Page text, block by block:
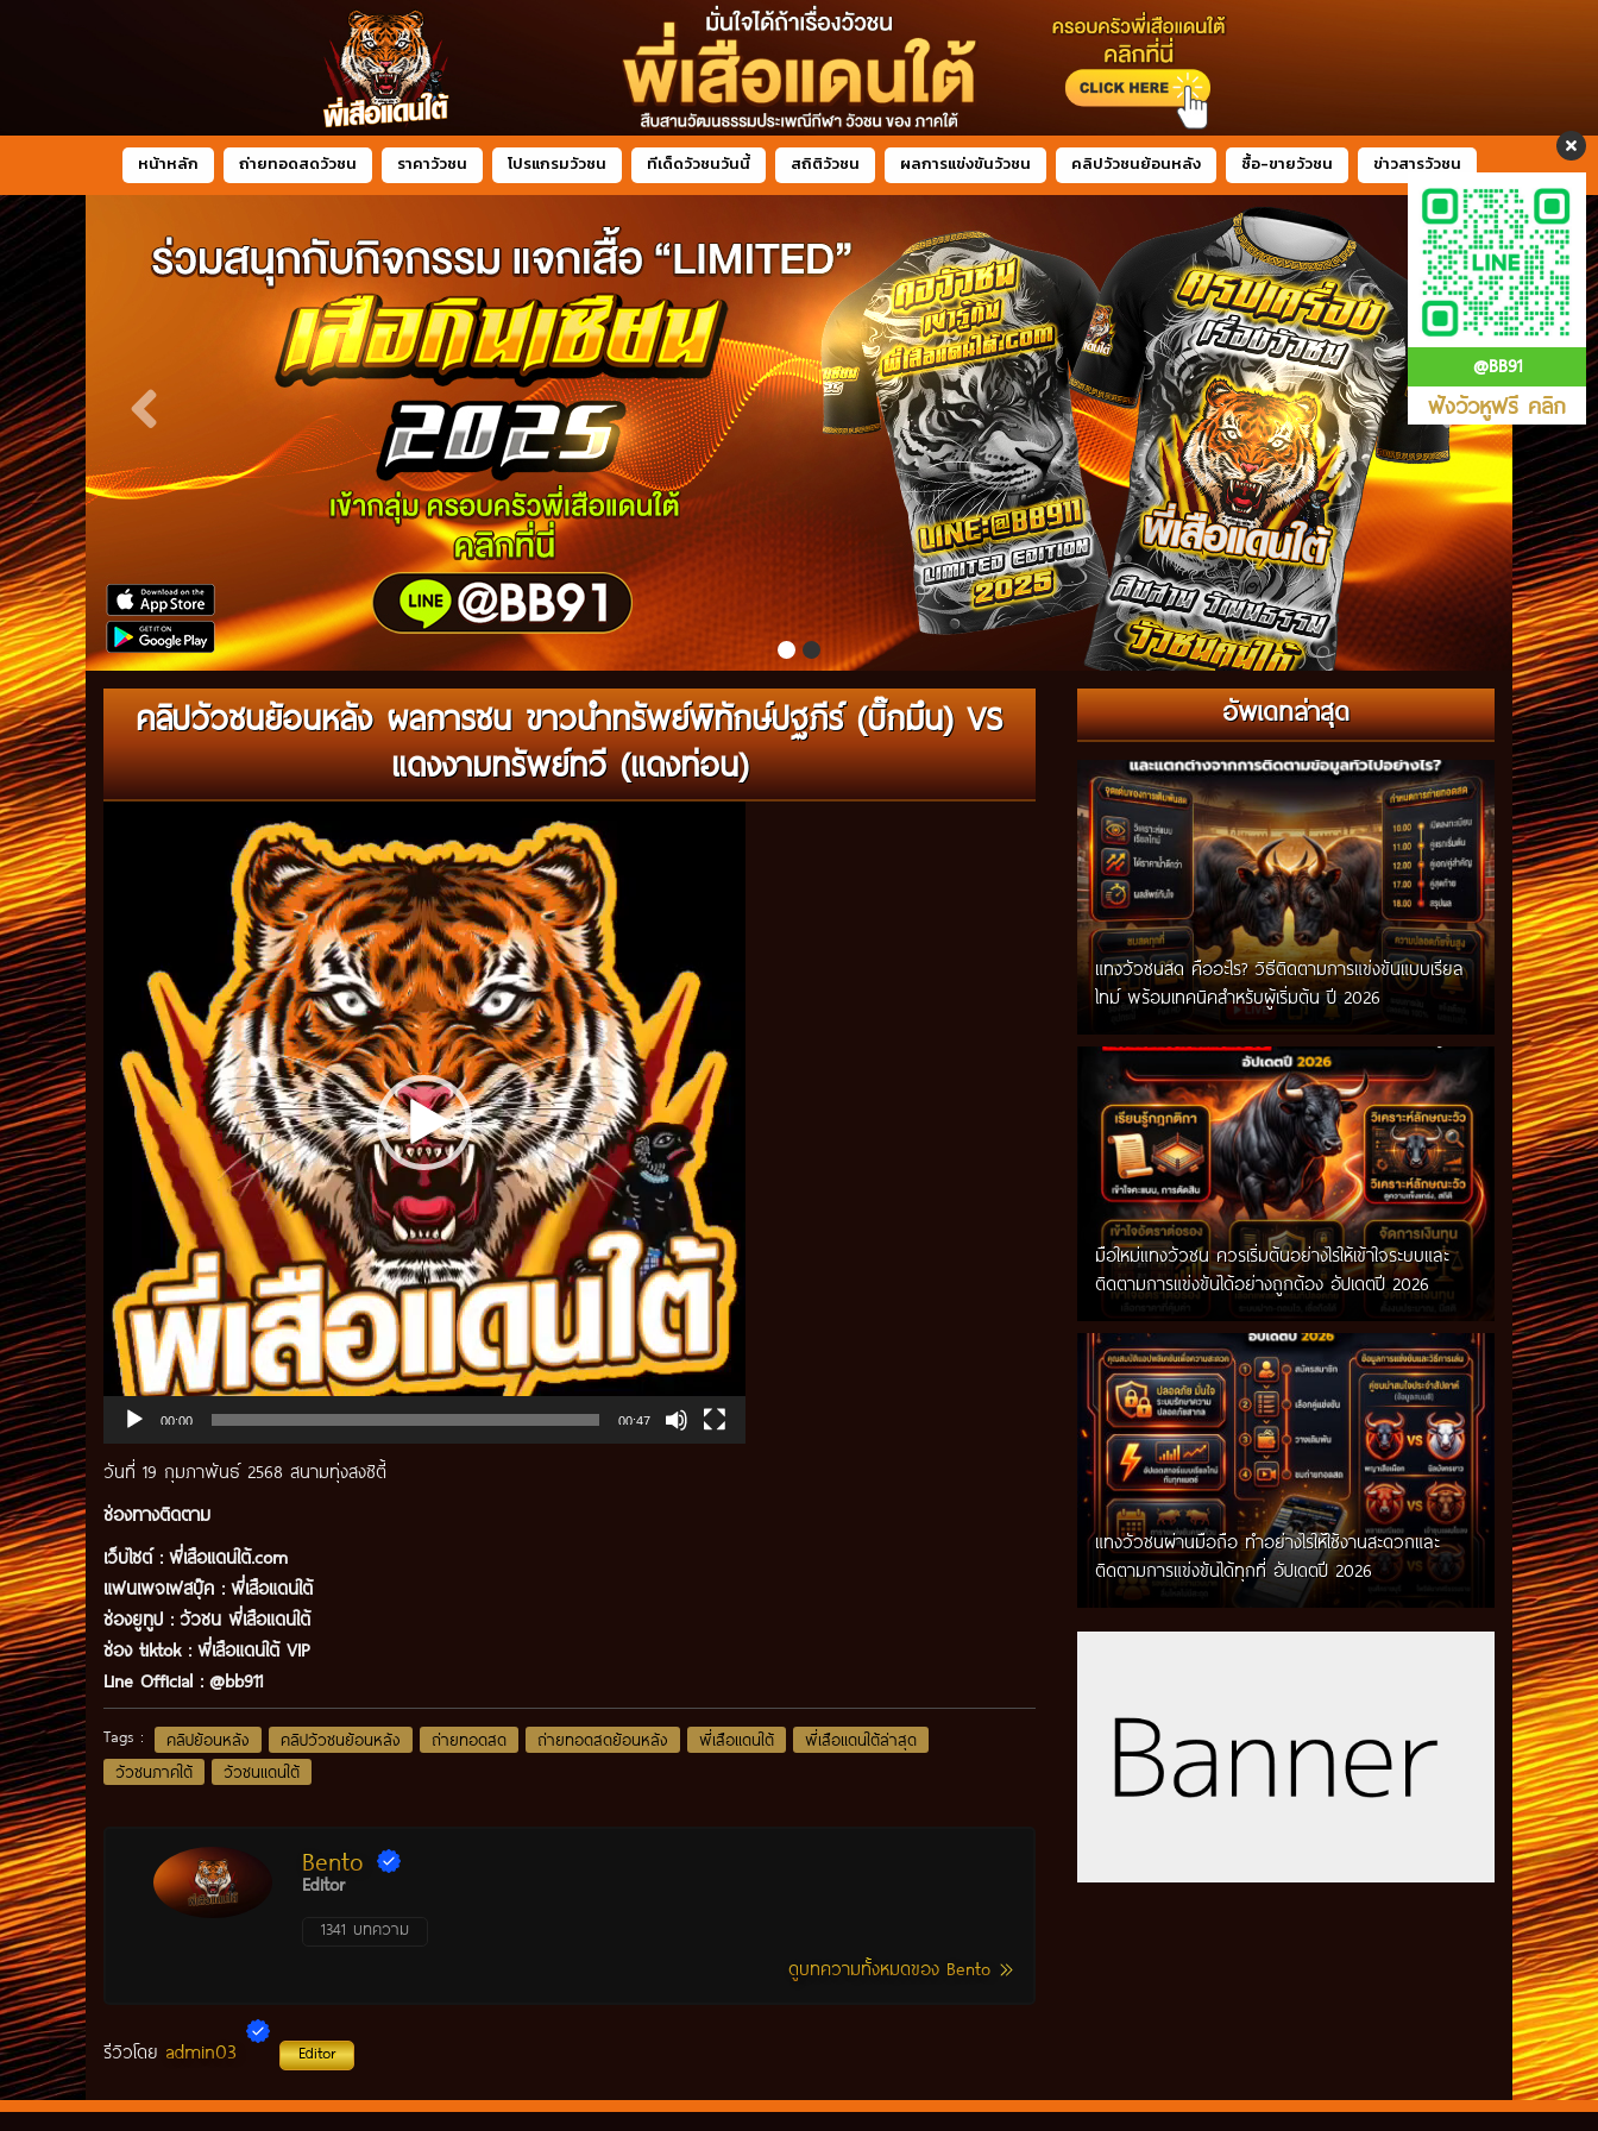
@BB91
ฟังวัวหูฟรี คลิก
หน้าหลัก ถ่ายทอดสดวัวชน ราคาวัวชน โปรแกรมวัวชน ทีเด็ดวัวชนวันนี้ สถิติวัวชน ผลการแข่งขันวัวชน คลิปวัวชนย้อนหลัง ซื้อ-ขายวัวชน ข่าวสารวัวชน
คลิปวัวชนย้อนหลัง ผลการชน ขาวนำทรัพย์พิทักษ์ปฐภีร์ (บิ๊กมึน) VS
แดงงามทรัพย์ทวี (แดงท่อน)
00:00 00:47
วันที่ 19 กุมภาพันธ์ 2568 สนามทุ่งสงซิตี้
ช่องทางติดตาม
เว็บไซต์ : พี่เสือแดนใต้.com
แฟนเพจเฟสบุ๊ค : พี่เสือแดนใต้
ช่องยูทูป : วัวชน พี่เสือแดนใต้
ช่อง tiktok : พี่เสือแดนใต้ VIP
Line Official : @bb911
Tags : คลิปย้อนหลัง คลิปวัวชนย้อนหลัง ถ่ายทอดสด ถ่ายทอดสดย้อนหลัง พี่เสือแดนใต้
พี่เสือแดนใต้ล่าสุด
วัวชนภาคใต้
วัวชนแดนใต้
Bento
Editor
1341 บทความ
ดูบทความทั้งหมดของ Bento
รีวิวโดย admin03 Editor
อัพเดทล่าสุด
แทงวัวชนสด คืออะไร? วิธีติดตามการแข่งขันแบบเรียล
ไทม์ พร้อมเทคนิคสำหรับผู้เริ่มต้น ปี 2026
มือใหม่แทงวัวชน ควรเริ่มต้นอย่างไรให้เข้าใจระบบและ
ติดตามการแข่งขันได้อย่างถูกต้อง อัปเดตปี 2026
แทงวัวชนผ่านมือถือ ทำอย่างไรให้ใช้งานสะดวกและ
ติดตามการแข่งขันได้ทุกที่ อัปเดตปี 2026